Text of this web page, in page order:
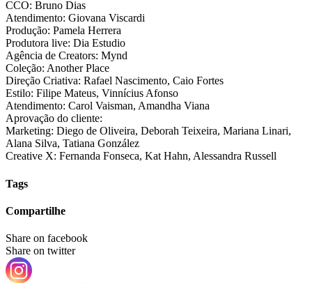
CCO: Bruno Dias
Atendimento: Giovana Viscardi
Produção: Pamela Herrera
Produtora live: Dia Estudio
Agência de Creators: Mynd
Coleção: Another Place
Direção Criativa: Rafael Nascimento, Caio Fortes
Estilo: Filipe Mateus, Vinnícius Afonso
Atendimento: Carol Vaisman, Amandha Viana
Aprovação do cliente:
Marketing: Diego de Oliveira, Deborah Teixeira, Mariana Linari,
Alana Silva, Tatiana González
Creative X: Fernanda Fonseca, Kat Hahn, Alessandra Russell
Tags
Compartilhe
Share on facebook
Share on twitter